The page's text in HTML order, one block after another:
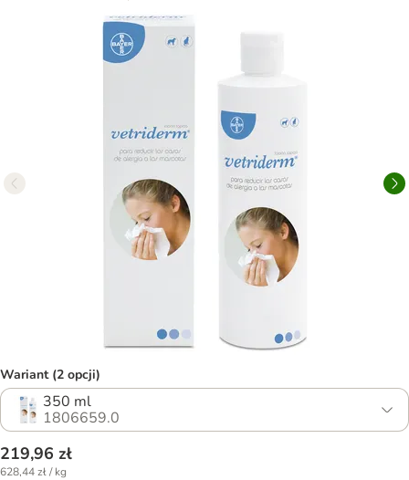
Wariant (2 opcji)
350 ml
1806659.0
219,96 zł
628,44 zł / kg